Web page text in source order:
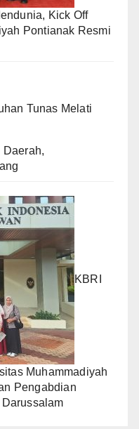
Kick Off
Pontianak Resmi
Tunas Melati
Daerah,
KBRI
Muhammadiyah
Pengabdian